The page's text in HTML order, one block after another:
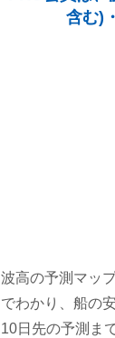
含む)
波高の予測マッ
でわかり、船の
10日先の予測ま